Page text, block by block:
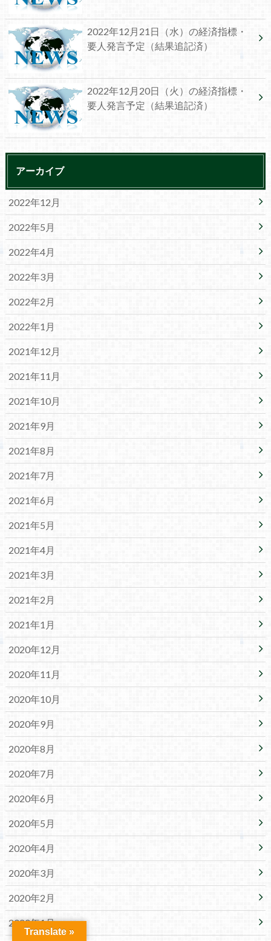
2022年12月21日（水）の経済指標・
要人発言予定（結果追記済）
2022年12月20日（火）の経済指標・
要人発言予定（結果追記済）
アーカイブ
2022年12月
2022年5月
2022年4月
2022年3月
2022年2月
2022年1月
2021年12月
2021年11月
2021年10月
2021年9月
2021年8月
2021年7月
2021年6月
2021年5月
2021年4月
2021年3月
2021年2月
2021年1月
2020年12月
2020年11月
2020年10月
2020年9月
2020年8月
2020年7月
2020年6月
2020年5月
2020年4月
2020年3月
2020年2月
2020年1月
Translate »